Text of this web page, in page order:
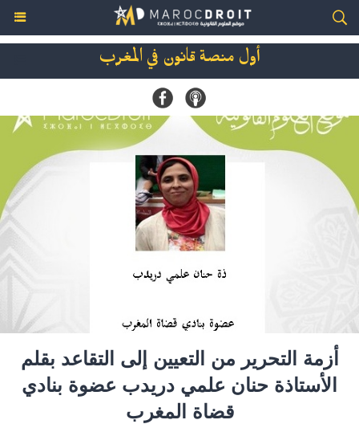
أول منصة قانون في المغرب
أزمة التحرير من التعيين إلى التقاعد بقلم
الأستاذة حنان علمي دريدب عضوة بنادي
قضاة المغرب